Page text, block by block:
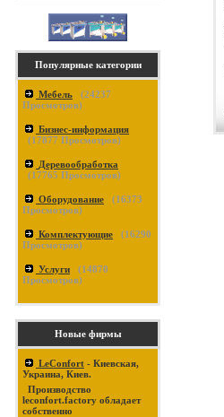
Популярные категории
Мебель (24237
Просмотров)
Бизнес-информация
(17877 Просмотров)
Деревообработка
(17765 Просмотров)
Оборудование (16373
Просмотров)
Комплектующие (16290
Просмотров)
Услуги (14870
Просмотров)
Новые фирмы
LeConfort - Киевская,
Украина, Киев.
Производство
leconfort.factory обладает
собственно